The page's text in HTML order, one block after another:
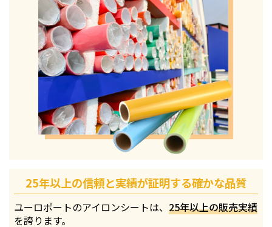
25年以上の信頼と実績が証明する確かな品質
ユーロポートのアイロンシートは、25年以上の販売実績
を誇ります。